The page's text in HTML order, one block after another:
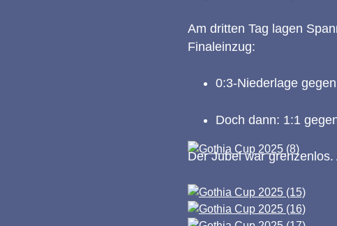
Am dritten Tag lagen
Finaleinzug:
0:3-Niederlage
Doch dann: 1:1
Der Jubel war